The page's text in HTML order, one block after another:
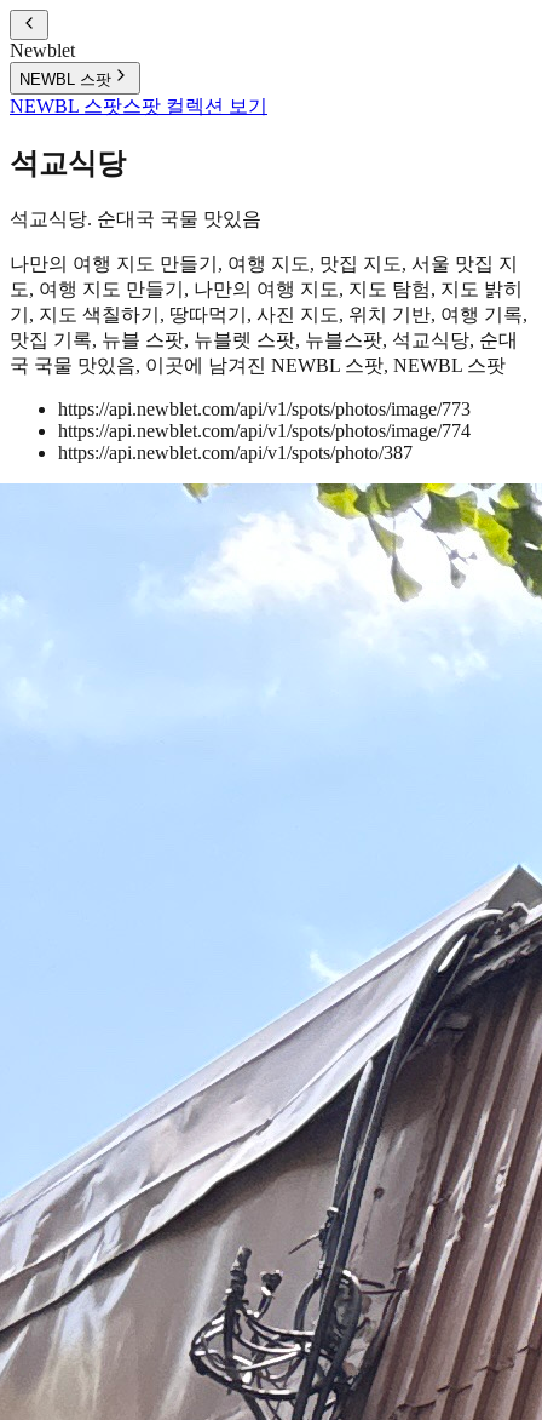
Newblet
NEWBL 스팟
NEWBL 스팟스팟 컬렉션 보기
석교식당
석교식당. 순대국 국물 맛있음
나만의 여행 지도 만들기, 여행 지도, 맛집 지도, 서울 맛집 지
도, 여행 지도 만들기, 나만의 여행 지도, 지도 탐험, 지도 밝히
기, 지도 색칠하기, 땅따먹기, 사진 지도, 위치 기반, 여행 기록,
맛집 기록, 뉴블 스팟, 뉴블렛 스팟, 뉴블스팟, 석교식당, 순대
국 국물 맛있음, 이곳에 남겨진 NEWBL 스팟, NEWBL 스팟
https://api.newblet.com/api/v1/spots/photos/image/773
https://api.newblet.com/api/v1/spots/photos/image/774
https://api.newblet.com/api/v1/spots/photo/387